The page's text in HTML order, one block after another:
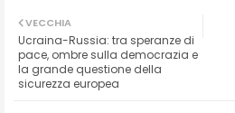
ter
VECCHIA
Ucraina-Russia: tra speranze di
pace, ombre sulla democrazia e
la grande questione della
sicurezza europea